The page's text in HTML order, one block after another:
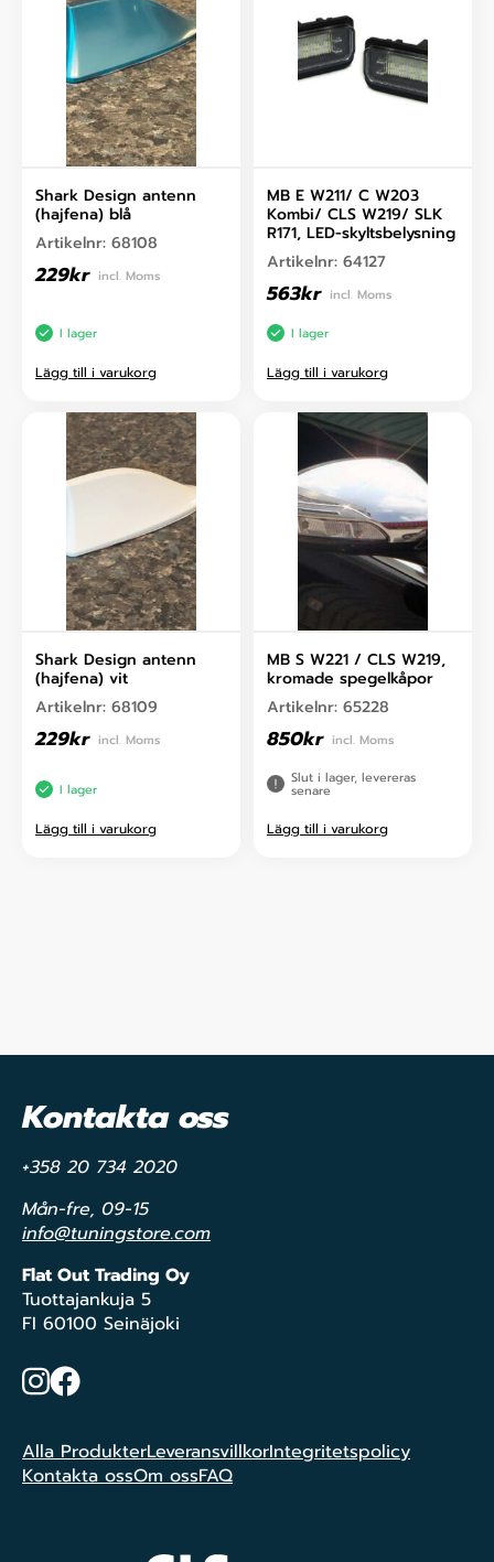
Shark Design antenn
(hajfena) blå
Artikelnr: 68108
229kr incl. Moms
I lager
Lägg till i varukorg
MB E W211/ C W203
Kombi/ CLS W219/ SLK
R171, LED-skyltsbelysning
Artikelnr: 64127
563kr incl. Moms
I lager
Lägg till i varukorg
Shark Design antenn
(hajfena) vit
Artikelnr: 68109
229kr incl. Moms
I lager
Lägg till i varukorg
MB S W221 / CLS W219,
kromade spegelkåpor
Artikelnr: 65228
850kr incl. Moms
Slut i lager, levereras
senare
Lägg till i varukorg
Kontakta oss
+358 20 734 2020
Mån-fre, 09-15
info@tuningstore.com
Flat Out Trading Oy
Tuottajankuja 5
FI 60100 Seinäjoki
Instagram
Facebook
Alla ProdukterLeveransvillkorIntegritetspolicy
Kontakta ossOm ossFAQ